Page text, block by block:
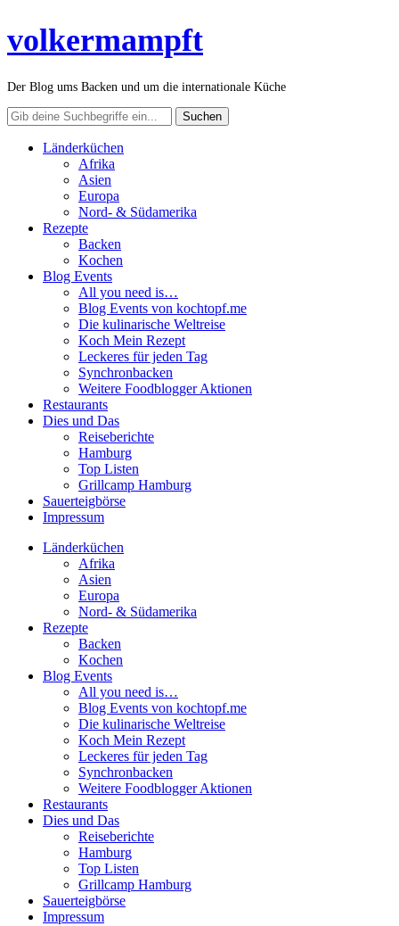
volkermampft
Der Blog ums Backen und um die internationale Küche
Länderküchen
Afrika
Asien
Europa
Nord- & Südamerika
Rezepte
Backen
Kochen
Blog Events
All you need is…
Blog Events von kochtopf.me
Die kulinarische Weltreise
Koch Mein Rezept
Leckeres für jeden Tag
Synchronbacken
Weitere Foodblogger Aktionen
Restaurants
Dies und Das
Reiseberichte
Hamburg
Top Listen
Grillcamp Hamburg
Sauerteigbörse
Impressum
Länderküchen
Afrika
Asien
Europa
Nord- & Südamerika
Rezepte
Backen
Kochen
Blog Events
All you need is…
Blog Events von kochtopf.me
Die kulinarische Weltreise
Koch Mein Rezept
Leckeres für jeden Tag
Synchronbacken
Weitere Foodblogger Aktionen
Restaurants
Dies und Das
Reiseberichte
Hamburg
Top Listen
Grillcamp Hamburg
Sauerteigbörse
Impressum